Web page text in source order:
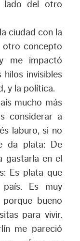
lado del otro
ciudad con la
otro concepto
me impactó
hilos invisibles
y la política.
mucho más
considerar a
laburo, si no
da plata: De
gastarla en el
Es plata que
Es muy
bueno
para vivir.
me pareció